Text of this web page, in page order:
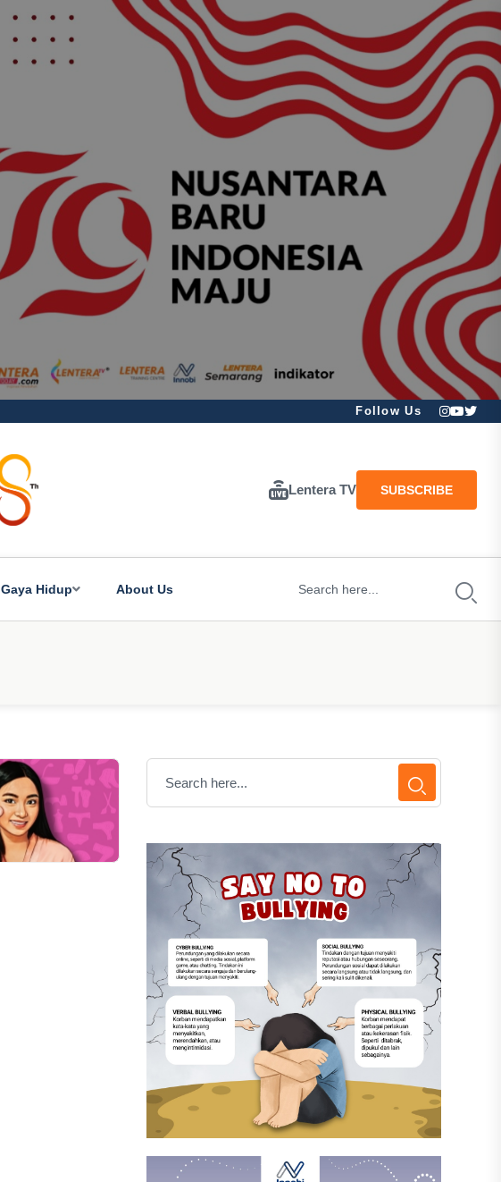
Follow Us
Lentera TV SUBSCRIBE
Gaya Hidup About Us